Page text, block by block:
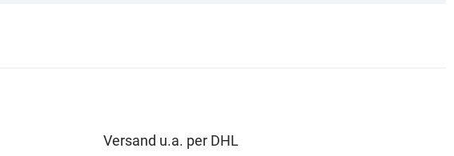
Versand u.a. per DHL